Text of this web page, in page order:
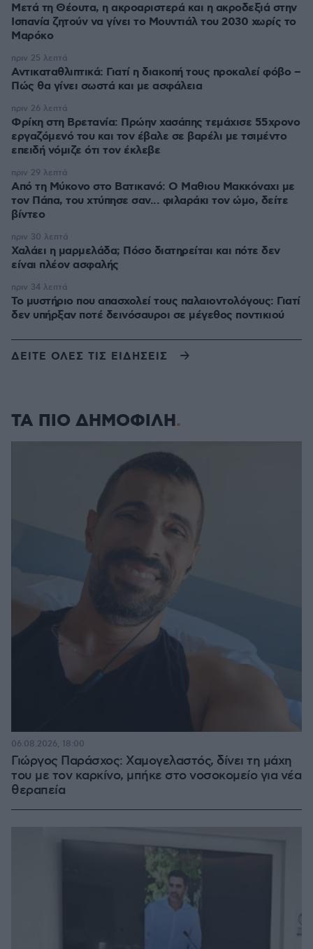
Μετά τη Θέουτα, η ακροαριστερά και η ακροδεξιά στην
Ισπανία ζητούν να γίνει το Μουντιάλ του 2030 χωρίς το
Μαρόκο
Αντικαταθλιπτικά: Γιατί η διακοπή τους προκαλεί φόβο –
Πώς θα γίνει σωστά και με ασφάλεια
πριν 25 λεπτά
Φρίκη στη Βρετανία: Πρώην χασάπης τεμάχισε 55χρονο
εργαζόμενό του και τον έβαλε σε βαρέλι με τσιμέντο
επειδή νόμιζε ότι τον έκλεβε
πριν 26 λεπτά
Από τη Μύκονο στο Βατικανό: Ο Μαθιου Μακκόναχι με
τον Πάπα, του χτύπησε σαν... φιλαράκι τον ώμο, δείτε
βίντεο
πριν 29 λεπτά
Χαλάει η μαρμελάδα; Πόσο διατηρείται και πότε δεν
είναι πλέον ασφαλής
πριν 30 λεπτά
Το μυστήριο που απασχολεί τους παλαιοντολόγους: Γιατί
δεν υπήρξαν ποτέ δεινόσαυροι σε μέγεθος ποντικιού
πριν 34 λεπτά
ΔΕΙΤΕ ΟΛΕΣ ΤΙΣ ΕΙΔΗΣΕΙΣ
ΤΑ ΠΙΟ ΔΗΜΟΦΙΛΗ
Γιώργος Παράσχος: Χαμογελαστός, δίνει τη μάχη
του με τον καρκίνο, μπήκε στο νοσοκομείο για νέα
θεραπεία
06.08.2026, 18:00